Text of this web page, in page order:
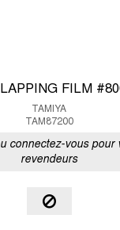
LAPPING FILM
TAMIYA
TAM87200
connectez-vous pour
revendeurs